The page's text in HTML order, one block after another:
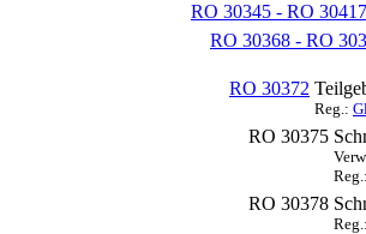
RO 30345 - RO 30417
RO 30368 - RO
RO 30372
Reg.:
RO 30375
Reg.:
RO 30378
Reg.: